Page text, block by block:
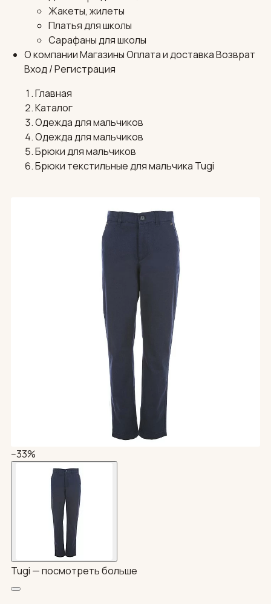
Жакеты, жилеты
Платья для школы
Сарафаны для школы
О компанииМагазиныОплата и доставкаВозврат
Вход / Регистрация
Главная
Каталог
Одежда для мальчиков
Одежда для мальчиков
Брюки для мальчиков
Брюки текстильные для мальчика Tugi
−33%
Tugi —посмотреть больше